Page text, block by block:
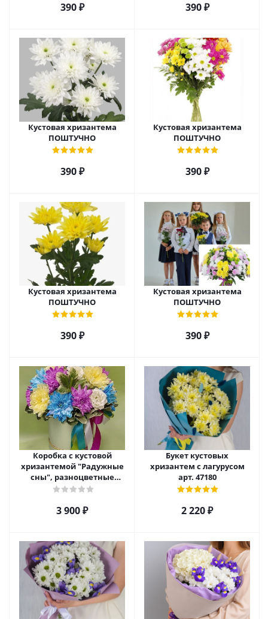
390₽ 390₽
Кустовая хризантема
ПОШТУЧНО
390₽
Кустовая хризантема
ПОШТУЧНО
390₽
Кустовая хризантема
ПОШТУЧНО
390₽
Кустовая хризантема
ПОШТУЧНО
390₽
Коробка с кустовой
хризантемой "Радужные
сны", разноцветные
№22457
3 900₽
Букет кустовых
хризантем с лагурусом
арт. 47180
2 220₽